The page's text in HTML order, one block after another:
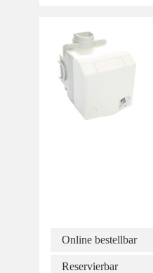
Online bestellbar
Reservierbar